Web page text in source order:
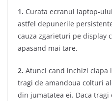
1. Curata ecranul laptop-
astfel depunerile
cauza zgarieturi pe display
apasand mai tare.
2. Atunci cand inchizi clapa
tragi de amandoua colturi
din jumatatea ei. Daca